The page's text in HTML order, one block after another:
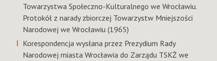
Towarzystwa Społeczno-Kulturalnego we Wrocławiu.
Protokół z narady zbiorczej Towarzystw Mniejszości
Narodowej we Wrocławiu (1965)
Korespondencja wysłana przez Prezydium Rady
Narodowej miasta Wrocławia do Zarządu TSKŻ we